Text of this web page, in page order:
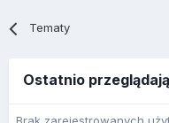
Tematy
Ostatnio